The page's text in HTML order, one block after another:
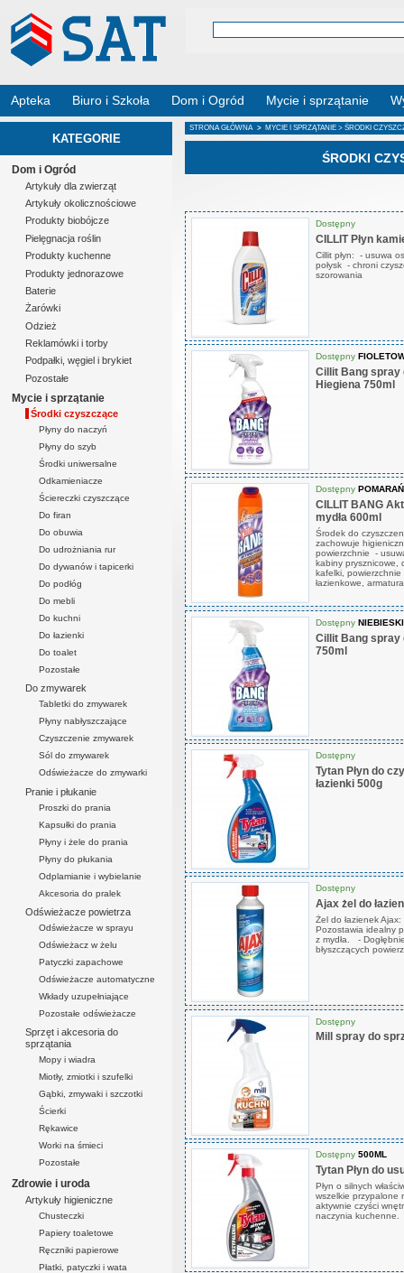
Apteka Biuro i Szkoła Dom i Ogród Mycie i sprzątanie
KATEGORIE
Dom i Ogród
Artykuły dla zwierząt
Artykuły okolicznościowe
Produkty biobójcze
Pielęgnacja roślin
Produkty kuchenne
Produkty jednorazowe
Baterie
Żarówki
Odzież
Reklamówki i torby
Podpałki, węgiel i brykiet
Pozostałe
Mycie i sprzątanie
Środki czyszczące
Płyny do naczyń
Płyny do szyb
Środki uniwersalne
Odkamieniacze
Ściereczki czyszczące
Do firan
Do obuwia
Do udrożniania rur
Do dywanów i tapicerki
Do podłóg
Do mebli
Do kuchni
Do łazienki
Do toalet
Pozostałe
Do zmywarek
Tabletki do zmywarek
Płyny nabłyszczające
Czyszczenie zmywarek
Sól do zmywarek
Odświeżacze do zmywarki
Pranie i płukanie
Proszki do prania
Kapsułki do prania
Płyny i żele do prania
Płyny do płukania
Odplamianie i wybielanie
Akcesoria do pralek
Odświeżacze powietrza
Odświeżacze w sprayu
Odświeżacz w żelu
Patyczki zapachowe
Odświeżacze automatyczne
Wkłady uzupełniające
Pozostałe odświeżacze
Sprzęt i akcesoria do
sprzątania
Mopy i wiadra
Miotły, zmiotki i szufelki
Gąbki, zmywaki i szczotki
Ścierki
Rękawice
Worki na śmieci
Pozostałe
Zdrowie i uroda
Artykuły higieniczne
Chusteczki
Papiery toaletowe
Ręczniki papierowe
Płatki, patyczki i wata
STRONA GŁÓWNA > MYCIE I SPRZĄTANIE > ŚRODKI
ŚRODKI
Dostępny
CILLIT Płyn
Cillit płyn: - usuwa
połysk - chroni
szorowania
Dostępny
Cillit Bang spray
Hiegiena 750ml
Dostępny
CILLIT BANG
mydła 600ml
Środek do
zachowuje
powierzchnie -
kabiny prysznicowe,
kafelki, powierzchnie
łazienkowe,
Dostępny NIEBIESKI
Cillit Bang spray
750ml
Dostępny
Tytan Płyn do
łazienki 500g
Dostępny
Ajax żel do
Żel do łazienek
Pozostawia idealny
z mydła. -
błyszczących
Dostępny
Mill spray do
Dostępny 500ML
Tytan Płyn do
Płyn o silnych
wszelkie przypalone
aktywnie czyści
naczynia kuchenne.